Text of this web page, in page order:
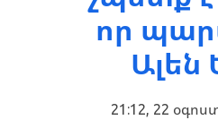
որ
Ալեն
21:12, 22